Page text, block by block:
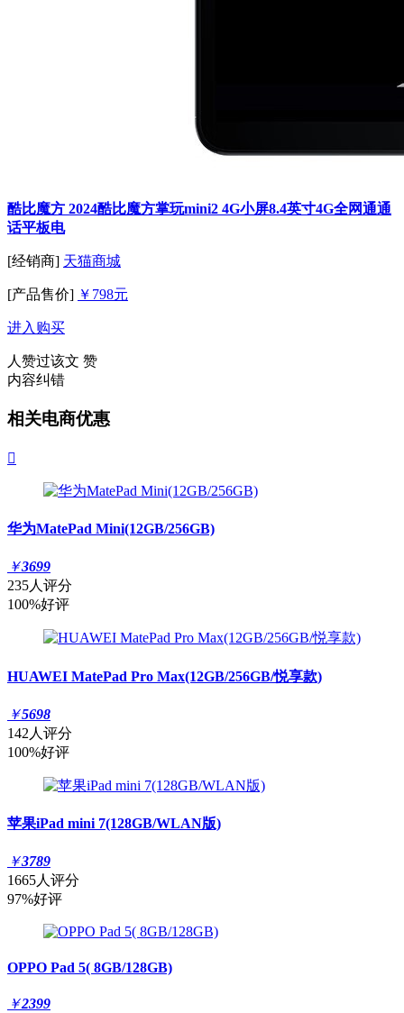
酷比魔方 2024酷比魔方掌玩mini2 4G小屏8.4英寸4G全网通通
话平板电
[经销商] 天猫商城
[产品售价] ￥798元
进入购买
人赞过该文 赞
内容纠错
相关电商优惠

华为MatePad Mini(12GB/256GB)
￥3699
235人评分
100%好评
HUAWEI MatePad Pro Max(12GB/256GB/悦享款)
￥5698
142人评分
100%好评
苹果iPad mini 7(128GB/WLAN版)
￥3789
1665人评分
97%好评
OPPO Pad 5( 8GB/128GB)
￥2399